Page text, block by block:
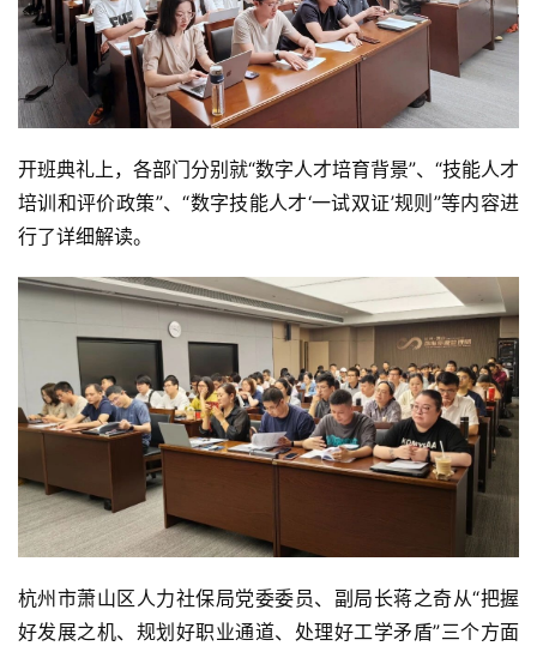
开班典礼上，各部门分别就“数字人才培育背景”、“技能人才
培训和评价政策”、“数字技能人才‘一试双证’规则”等内容进
行了详细解读。
杭州市萧山区人力社保局党委委员、副局长蒋之奇从“把握
好发展之机、规划好职业通道、处理好工学矛盾”三个方面